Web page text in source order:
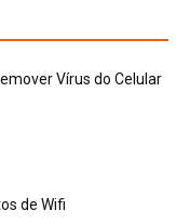
Vírus do Celular
de Wifi